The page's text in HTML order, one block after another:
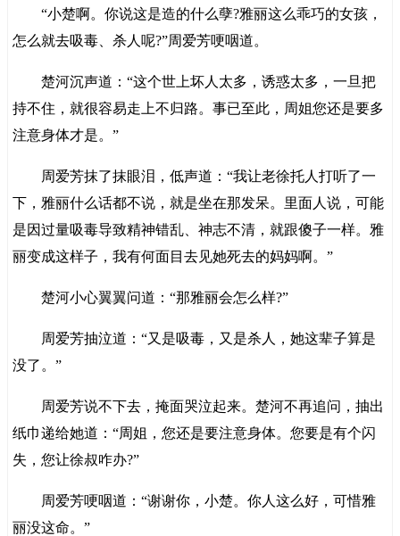
“小楚啊。你说这是造的什么孽?雅丽这么乖巧的女孩，
怎么就去吸毒、杀人呢?”周爱芳哽咽道。
楚河沉声道：“这个世上坏人太多，诱惑太多，一旦把
持不住，就很容易走上不归路。事已至此，周姐您还是要多
注意身体才是。”
周爱芳抹了抹眼泪，低声道：“我让老徐托人打听了一
下，雅丽什么话都不说，就是坐在那发呆。里面人说，可能
是因过量吸毒导致精神错乱、神志不清，就跟傻子一样。雅
丽变成这样子，我有何面目去见她死去的妈妈啊。”
楚河小心翼翼问道：“那雅丽会怎么样?”
周爱芳抽泣道：“又是吸毒，又是杀人，她这辈子算是
没了。”
周爱芳说不下去，掩面哭泣起来。楚河不再追问，抽出
纸巾递给她道：“周姐，您还是要注意身体。您要是有个闪
失，您让徐叔咋办?”
周爱芳哽咽道：“谢谢你，小楚。你人这么好，可惜雅
丽没这命。”